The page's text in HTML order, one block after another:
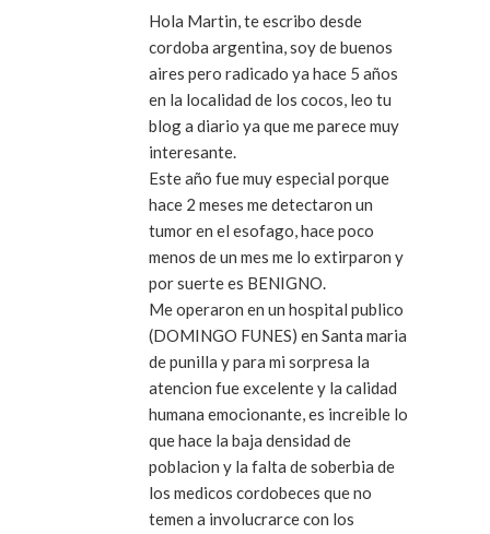
Hola Martin, te escribo desde
cordoba argentina, soy de buenos
aires pero radicado ya hace 5 años
en la localidad de los cocos, leo tu
blog a diario ya que me parece muy
interesante.
Este año fue muy especial porque
hace 2 meses me detectaron un
tumor en el esofago, hace poco
menos de un mes me lo extirparon y
por suerte es BENIGNO.
Me operaron en un hospital publico
(DOMINGO FUNES) en Santa maria
de punilla y para mi sorpresa la
atencion fue excelente y la calidad
humana emocionante, es increible lo
que hace la baja densidad de
poblacion y la falta de soberbia de
los medicos cordobeces que no
temen a involucrarce con los